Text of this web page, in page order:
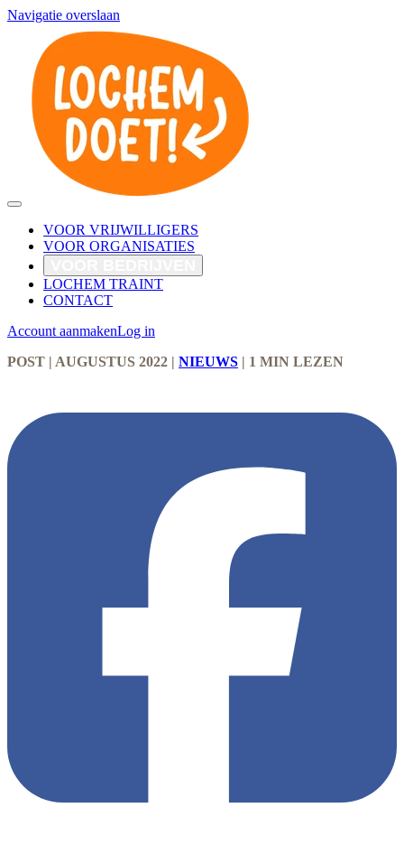
Navigatie overslaan
VOOR VRIJWILLIGERS
VOOR ORGANISATIES
LOCHEM TRAINT
CONTACT
Account aanmakenLog in
POST | AUGUSTUS 2022 | NIEUWS | 1 MIN LEZEN